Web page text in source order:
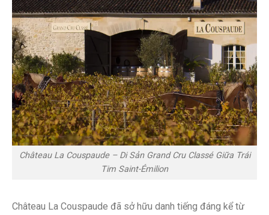
Château La Couspaude – Di Sản Grand Cru Classé Giữa Trái
Tim Saint-Émilion
Château La Couspaude đã sở hữu danh tiếng đáng kể từ